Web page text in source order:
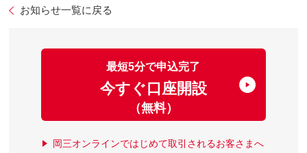
お知らせ一覧に戻る
最短5分で申込完了
今すぐ口座開設
（無料）
岡三オンラインではじめて取引されるお客さまへ